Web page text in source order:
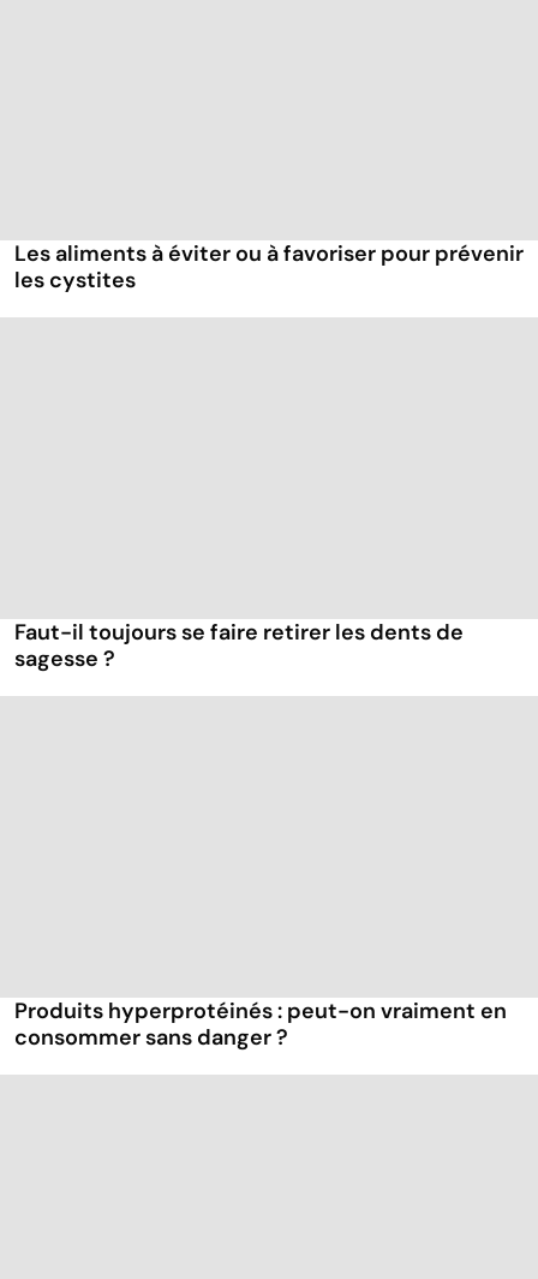
Les aliments à éviter ou à favoriser pour prévenir
les cystites
Faut-il toujours se faire retirer les dents de
sagesse ?
Produits hyperprotéinés : peut-on vraiment en
consommer sans danger ?